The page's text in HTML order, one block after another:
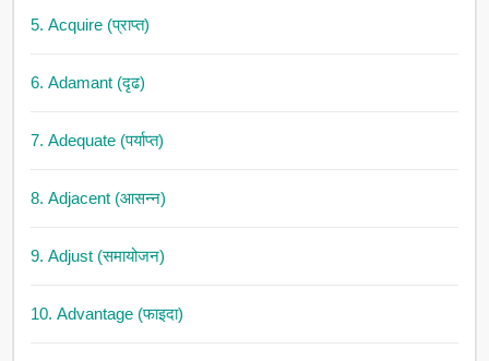
5. Acquire (प्राप्त)
6. Adamant (दृढ)
7. Adequate (पर्याप्त)
8. Adjacent (आसन्न)
9. Adjust (समायोजन)
10. Advantage (फाइदा)